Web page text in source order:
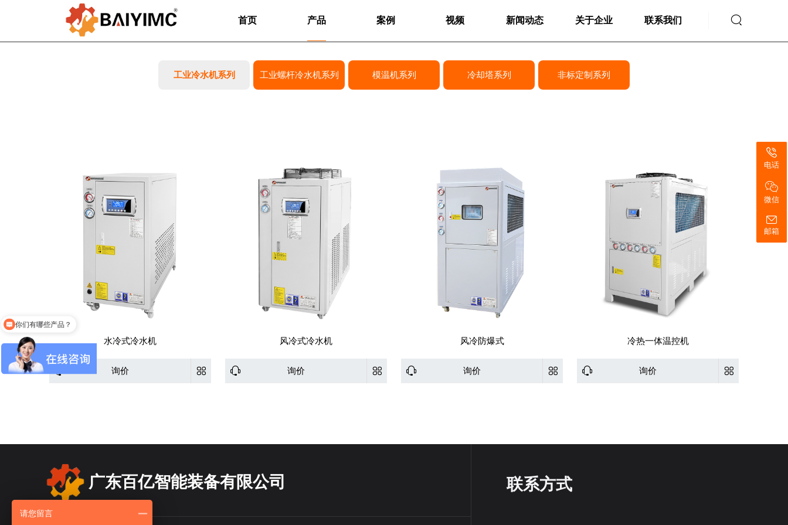
首页 产品 案例 视频 新闻动态 关于企业 联系我们 
工业冷水机系列 工业螺杆冷水机系列 模温机系列 冷却塔系列 非标定制系列
水冷式冷水机
询价
风冷式冷水机
询价
风冷防爆式
询价
冷热一体温控机
询价
广东百亿智能装备有限公司 联系方式
电话
微信
邮箱
你们有哪些产品？
请您留言